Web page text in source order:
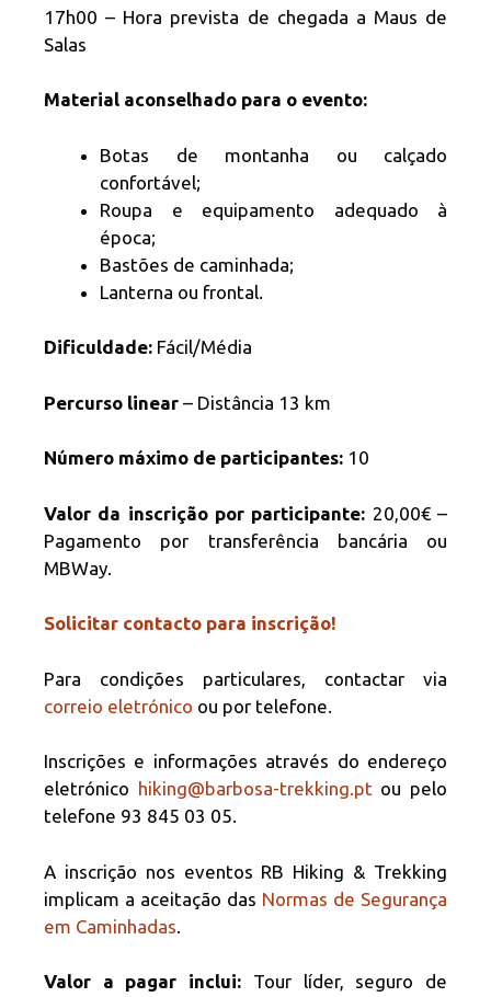
17h00 – Hora prevista de chegada a Maus de
Salas
Material aconselhado para o evento:
Botas de montanha ou calçado
confortável;
Roupa e equipamento adequado à
época;
Bastões de caminhada;
Lanterna ou frontal.
Dificuldade: Fácil/Média
Percurso linear – Distância 13 km
Número máximo de participantes: 10
Valor da inscrição por participante: 20,00€ –
Pagamento por transferência bancária ou
MBWay.
Solicitar contacto para inscrição!
Para condições particulares, contactar via
correio eletrónico ou por telefone.
Inscrições e informações através do endereço
eletrónico hiking@barbosa-trekking.pt ou pelo
telefone 93 845 03 05.
A inscrição nos eventos RB Hiking & Trekking
implicam a aceitação das Normas de Segurança
em Caminhadas
Valor a pagar inclui: Tour líder, seguro de